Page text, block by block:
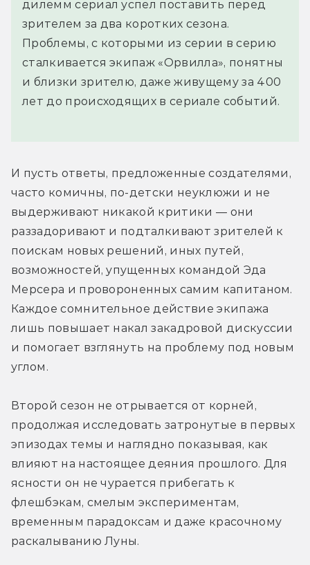
дилемм сериал успел поставить перед
зрителем за два коротких сезона.
Проблемы, с которыми из серии в серию
сталкивается экипаж «Орвилла», понятны
и близки зрителю, даже живущему за 400
лет до происходящих в сериале событий.
И пусть ответы, предложенные создателями,
часто комичны, по-детски неуклюжи и не
выдерживают никакой критики — они
раззадоривают и подталкивают зрителей к
поискам новых решений, иных путей,
возможностей, упущенных командой Эда
Мерсера и провороненных самим капитаном.
Каждое сомнительное действие экипажа
лишь повышает накал закадровой дискуссии
и помогает взглянуть на проблему под новым
углом.
Второй сезон не отрывается от корней,
продолжая исследовать затронутые в первых
эпизодах темы и наглядно показывая, как
влияют на настоящее деяния прошлого. Для
ясности он не чурается прибегать к
флешбэкам, смелым экспериментам,
временным парадоксам и даже красочному
раскалыванию Луны.